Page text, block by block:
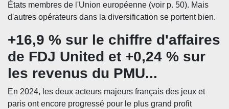
États membres de l'Union européenne (voir p. 50). Mais
d'autres opérateurs dans la diversification se portent bien.
+16,9 % sur le chiffre d'affaires
de FDJ United et +0,24 % sur
les revenus du PMU...
En 2024, les deux acteurs majeurs français des jeux et
paris ont encore progressé pour le plus grand profit